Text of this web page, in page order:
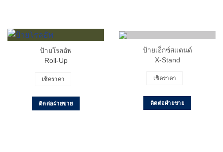
ป้ายโรลอัพ
Roll-Up
เช็คราคา
ติดต่อฝ่ายขาย
ป้ายเอ็กซ์สแตนด์
X-Stand
เช็คราคา
ติดต่อฝ่ายขาย